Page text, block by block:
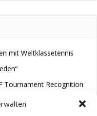
mit Weltklassetennis
Tournament Recognition